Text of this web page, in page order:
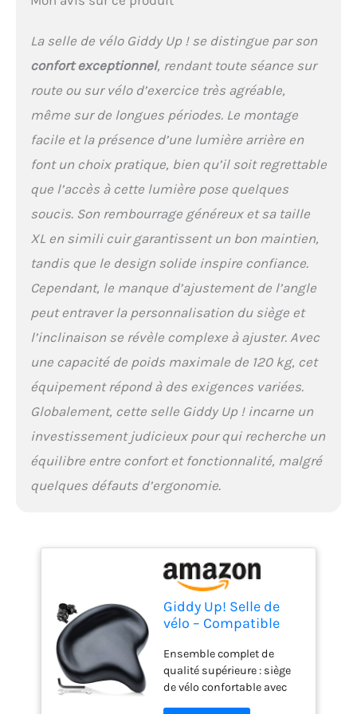
vélo assurent l'absorption
des chocs provenant des
ou de tout terrain difficile
sur lequel vous roulez,
tandis que la mousse à
mémoire de forme vous
apportera le confort que
Remplacement parfait
pour vélo stationnaire :
conduite à l'intérieur de
votre maison avec cette
surdimensionnée. La
mousse à mémoire de
confort supplémentaire
dont vous avez besoin
longues distances sur
votre vélo d'intérieur.
Ajustement universel et
facile à installer ---- Giddy
Up! La selle de vélo a un
système d'ajustement
universel qui la rend facile
elle est livrée avec toutes
les pièces d'installation
dont vous avez besoin
pour commencer à
bénéficier des avantages
de la selle dans les plus
noter que certains
fabricants de vélos
peuvent utiliser des
La selle de vélo Giddy Up ! se distingue par son
confort exceptionnel, rendant toute séance sur
route ou sur vélo d’exercice très agréable,
même sur de longues périodes. Le montage
facile et la présence d’une lumière arrière en
font un choix pratique, bien qu’il soit regrettable
que l’accès à cette lumière pose quelques
soucis. Son rembourrage généreux et sa taille
XL en simili cuir garantissent un bon maintien,
tandis que le design solide inspire confiance.
Cependant, le manque d’ajustement de l’angle
peut entraver la personnalisation du siège et
l’inclinaison se révèle complexe à ajuster. Avec
une capacité de poids maximale de 120 kg, cet
équipement répond à des exigences variées.
Globalement, cette selle Giddy Up ! incarne un
investissement judicieux pour qui recherche un
équilibre entre confort et fonctionnalité, malgré
quelques défauts d’ergonomie.
Giddy Up! Selle de
vélo – Compatible
d'exercice Peloton et
vélo de Route – Selle
de vélo
surdimensionnée
Ensemble complet de
qualité supérieure : siège
de vélo confortable avec